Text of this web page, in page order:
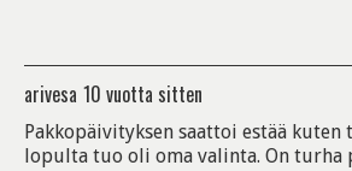
arivesa 10 vuotta sitten
Pakkopäivityksen saattoi estää kuten
lopulta tuo oli oma valinta. On turha